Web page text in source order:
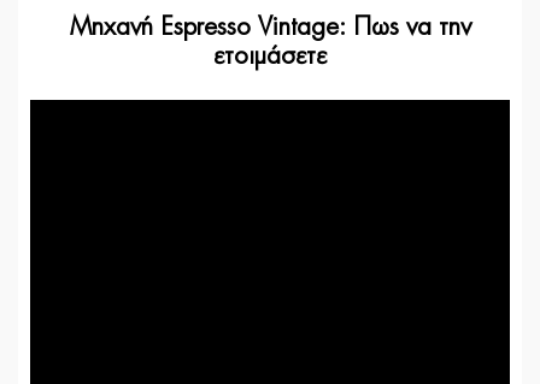
Μηχανή Espresso Vintage: Πως να την
ετοιμάσετε